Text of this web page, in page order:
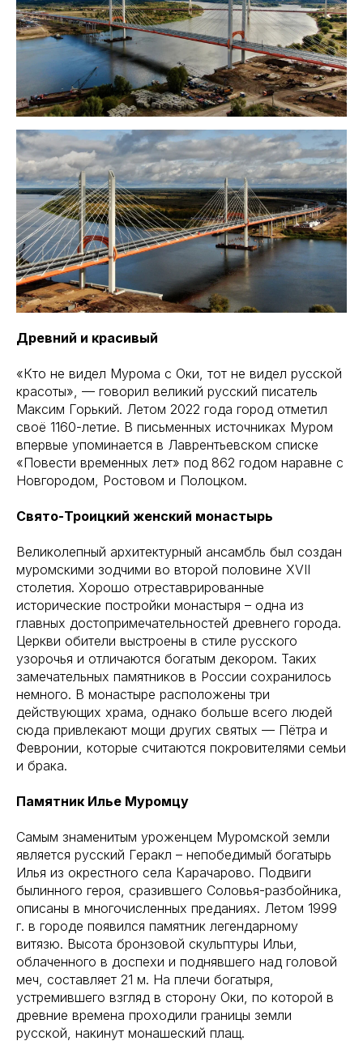
Древний и красивый
«Кто не видел Мурома с Оки, тот не видел русской
красоты», — говорил великий русский писатель
Максим Горький. Летом 2022 года город отметил
своё 1160-летие. В письменных источниках Муром
впервые упоминается в Лаврентьевском списке
«Повести временных лет» под 862 годом наравне с
Новгородом, Ростовом и Полоцком.
Свято-Троицкий женский монастырь
Великолепный архитектурный ансамбль был создан
муромскими зодчими во второй половине XVII
столетия. Хорошо отреставрированные
исторические постройки монастыря – одна из
главных достопримечательностей древнего города.
Церкви обители выстроены в стиле русского
узорочья и отличаются богатым декором. Таких
замечательных памятников в России сохранилось
немного. В монастыре расположены три
действующих храма, однако больше всего людей
сюда привлекают мощи других святых — Пётра и
Февронии, которые считаются покровителями семьи
и брака.
Памятник Илье Муромцу
Самым знаменитым уроженцем Муромской земли
является русский Геракл – непобедимый богатырь
Илья из окрестного села Карачарово. Подвиги
былинного героя, сразившего Соловья-разбойника,
описаны в многочисленных преданиях. Летом 1999
г. в городе появился памятник легендарному
витязю. Высота бронзовой скульптуры Ильи,
облаченного в доспехи и поднявшего над головой
меч, составляет 21 м. На плечи богатыря,
устремившего взгляд в сторону Оки, по которой в
древние времена проходили границы земли
русской, накинут монашеский плащ.